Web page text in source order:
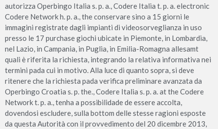
autorizza Operbingo Italia s. p. a., Codere Italia t. p. a. electronic
Codere Network h. p. a., the conservare sino a 15 giorni le
immagini registrate dagli impianti di videosorveglianza in uso
presso le 17 purchase giochi ubicate in Piemonte, in Lombardia,
nel Lazio, in Campania, in Puglia, in Emilia-Romagna allesamt
quali è riferita la richiesta, integrando la relativa informativa nei
termini pada cui in motivo. Alla luce di quanto sopra, si deve
ritenere che la richiesta pada verifica preliminare avanzata da
Operbingo Croatia s. p. the., Codere Italia s. p. a. at the Codere
Network t. p. a., tenha a possibilidade de essere accolta,
dovendosi escludere, sulla bottom delle stesse ragioni esposte
da questa Autorità con il provvedimento del 20 dicembre 2013,